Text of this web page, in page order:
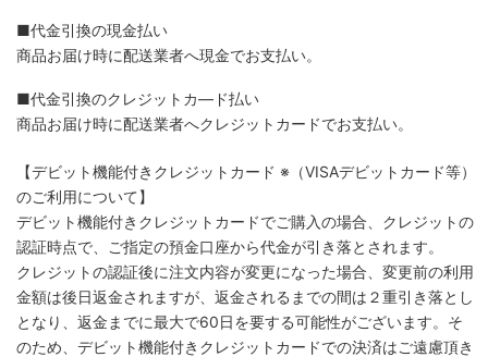
■代金引換の現金払い
商品お届け時に配送業者へ現金でお支払い。
■代金引換のクレジットカ―ド払い
商品お届け時に配送業者へクレジットカードでお支払い。
【デビット機能付きクレジットカード ※（VISAデビットカード等）
のご利用について】
デビット機能付きクレジットカードでご購入の場合、クレジットの
認証時点で、ご指定の預金口座から代金が引き落とされます。
クレジットの認証後に注文内容が変更になった場合、変更前の利用
金額は後日返金されますが、返金されるまでの間は２重引き落とし
となり、返金までに最大で60日を要する可能性がございます。そ
のため、デビット機能付きクレジットカードでの決済はご遠慮頂き